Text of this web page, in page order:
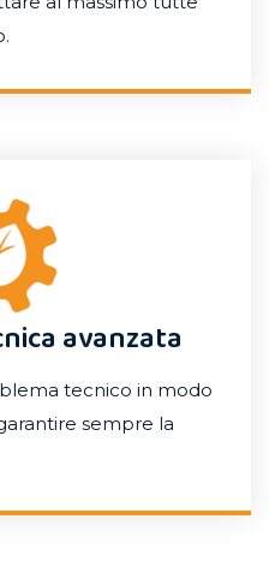
avanzata
tecnico in modo
sempre la